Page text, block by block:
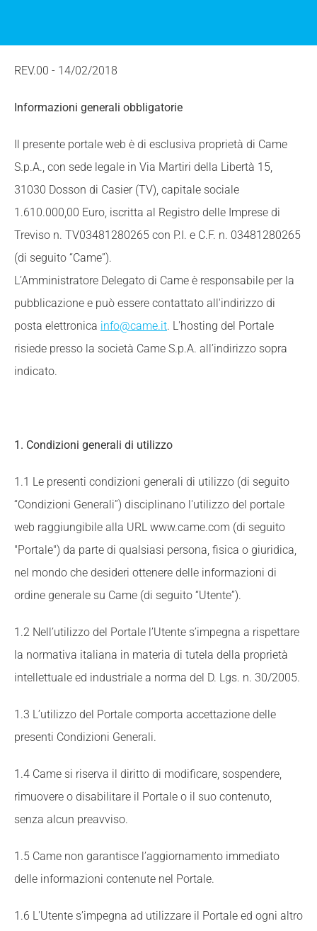
REV.00 - 14/02/2018
Informazioni generali obbligatorie
Il presente portale web è di esclusiva proprietà di Came
S.p.A., con sede legale in Via Martiri della Libertà 15,
31030 Dosson di Casier (TV), capitale sociale
1.610.000,00 Euro, iscritta al Registro delle Imprese di
Treviso n. TV03481280265 con P.I. e C.F. n. 03481280265
(di seguito “Came”).
L’Amministratore Delegato di Came è responsabile per la
pubblicazione e può essere contattato all'indirizzo di
posta elettronica info@came.it. L'hosting del Portale
risiede presso la società Came S.p.A. all’indirizzo sopra
indicato.
1. Condizioni generali di utilizzo
1.1 Le presenti condizioni generali di utilizzo (di seguito
“Condizioni Generali”) disciplinano l'utilizzo del portale
web raggiungibile alla URL www.came.com (di seguito
"Portale") da parte di qualsiasi persona, fisica o giuridica,
nel mondo che desideri ottenere delle informazioni di
ordine generale su Came (di seguito “Utente”).
1.2 Nell’utilizzo del Portale l’Utente s’impegna a rispettare
la normativa italiana in materia di tutela della proprietà
intellettuale ed industriale a norma del D. Lgs. n. 30/2005.
1.3 L’utilizzo del Portale comporta accettazione delle
presenti Condizioni Generali.
1.4 Came si riserva il diritto di modificare, sospendere,
rimuovere o disabilitare il Portale o il suo contenuto,
senza alcun preavviso.
1.5 Came non garantisce l’aggiornamento immediato
delle informazioni contenute nel Portale.
1.6 L'Utente s’impegna ad utilizzare il Portale ed ogni altro